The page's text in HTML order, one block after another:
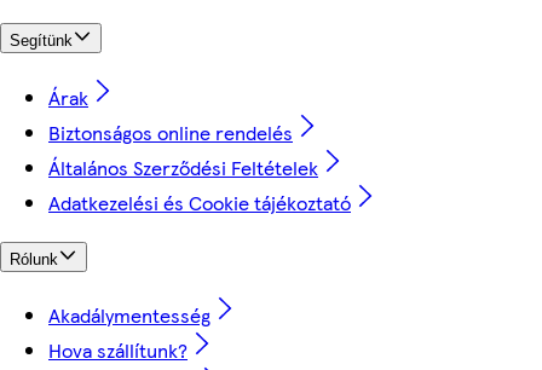
Segítünk
Árak
Biztonságos online rendelés
Általános Szerződési Feltételek
Adatkezelési és Cookie tájékoztató
Rólunk
Akadálymentesség
Hova szállítunk?